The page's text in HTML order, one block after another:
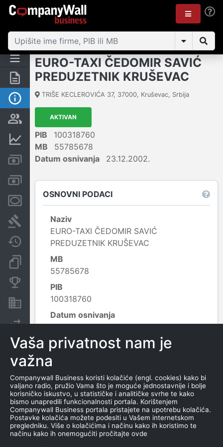
Rezime
Osnovni podaci
Vlasnička struktura
Finansijski podaci
Kreditni limit kompanije
Računi i blokade
Menice i zaloge
Sudski sporovi
Javne nabavke
Dokumenti i objave
Konkurentske kompanije
Nekretnine i imovina
Izvoz
EURO-TAXI ČEDOMIR SAVIĆ
PREDUZETNIK KRUŠEVAC
TRIŠE KECLEROVIĆA 37, 37000, Kruševac, Srbija
AKTIVAN
PIB
100318760
MB
55785678
Datum osnivanja
23.12.2002.
OSNOVNI PODACI
Naziv
EURO-TAXI ČEDOMIR SAVIĆ
PREDUZETNIK KRUŠEVAC
MB
55785678
PIB
100318760
Datum osnivanja
23.12.2002.
Delatnost
4932 - Taksi prevoz;
KONTAKTI
TEL
0637209909
Vaša privatnost nam je
važna
Companywall Business koristi kolačiće (engl. cookies) kako bi
valjano radio, pružio Vama što je moguće jednostavnije i bolje
korisničko iskustvo, u statističke i analitičke svrhe te kako
bismo unapredili funkcionalnosti portala. Korištenjem
Companywall Business portala pristajete na upotrebu kolačića.
Postavke kolačića možete podesiti u Vašem internetskom
pregledniku. Više o kolačićima i načinu kako ih koristimo te
načinu kako ih onemogućiti pročitajte ovde